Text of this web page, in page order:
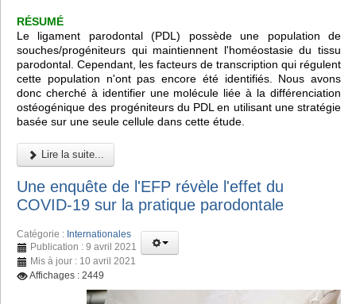
RÉSUMÉ
Le ligament parodontal (PDL) possède une population de
souches/progéniteurs qui maintiennent l'homéostasie du tissu
parodontal. Cependant, les facteurs de transcription qui régulent
cette population n'ont pas encore été identifiés. Nous avons
donc cherché à identifier une molécule liée à la différenciation
ostéogénique des progéniteurs du PDL en utilisant une stratégie
basée sur une seule cellule dans cette étude.
Lire la suite...
Une enquête de l'EFP révèle l'effet du
COVID-19 sur la pratique parodontale
Catégorie : Internationales
Publication : 9 avril 2021
Mis à jour : 10 avril 2021
Affichages : 2449